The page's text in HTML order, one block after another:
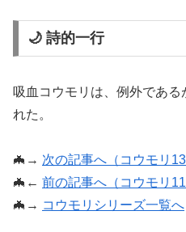
🌙 詩的一行
吸血コウモリは、例外であ
れた。
🦇→ 次の記事へ（コウモリ
🦇← 前の記事へ（コウモリ
🦇→ コウモリシリーズ一覧へ